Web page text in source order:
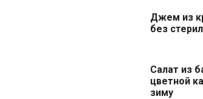
Джем из
без
Салат из
цветной
зиму